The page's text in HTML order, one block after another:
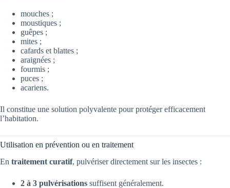
mouches ;
moustiques ;
guêpes ;
mites ;
cafards et blattes ;
araignées ;
fourmis ;
puces ;
acariens.
Il constitue une solution polyvalente pour protéger efficacement
l’habitation.
Utilisation en prévention ou en traitement
En traitement curatif, pulvériser directement sur les insectes :
2 à 3 pulvérisations suffisent généralement.